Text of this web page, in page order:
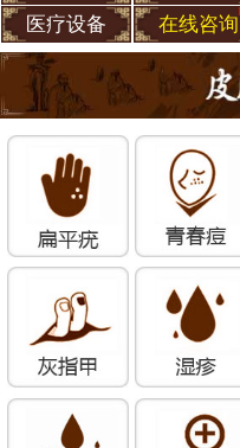
医疗设备
在线咨询